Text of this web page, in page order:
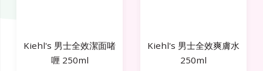
Kiehl's 男士全效潔面啫
喱 250ml
Kiehl's 男士全效爽膚水
250ml